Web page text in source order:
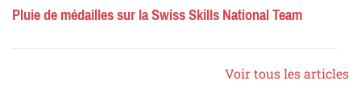
Pluie de médailles sur la Swiss Skills National Team
Voir tous les articles